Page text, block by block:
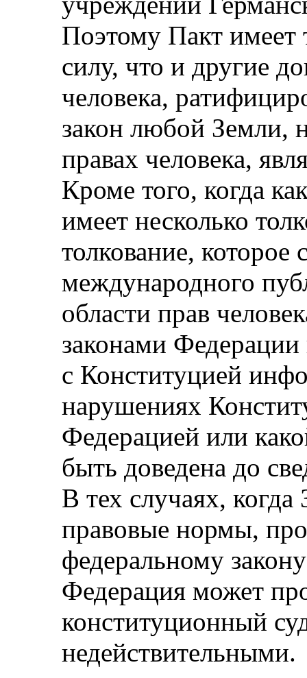
Поэтому Пакт
силу, что и другие
человека,
закон любой Земли,
правах человека,
Кроме того, когда
имеет несколько
толкование, которое
международного
области прав
законами Федерации
с Конституцией
нарушениях
Федерацией или
быть доведена до
В тех случаях, когда
правовые нормы,
федеральному
Федерация может
конституционный
недействительными.